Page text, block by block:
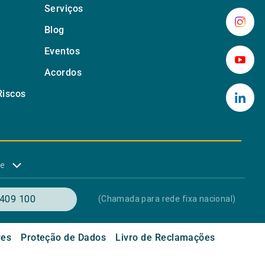
Serviços
Blog
Eventos
Acordos
100 (Chamada para rede fixa nacional)
Proteção de Dados Livro de Reclamações